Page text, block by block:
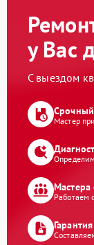
у Вас
С выездом
Мастер
Мастера
Работаем